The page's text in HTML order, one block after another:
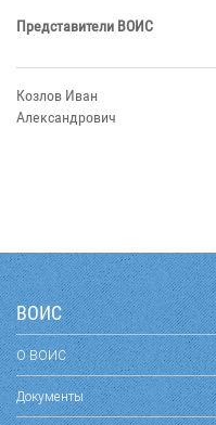
Представители ВОИС
Козлов Иван
Александрович
ВОИС
О ВОИС
Документы